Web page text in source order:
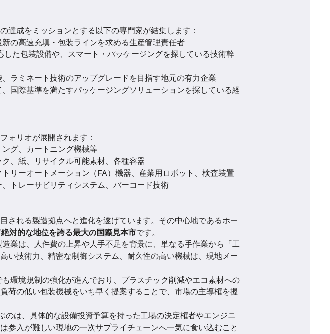
達成をミッションとする以下の専門家が結集します：
の高速充填・包装ラインを求める生産管理責任者
した包装設備や、スマート・パッケージングを探している技術幹
、ラミネート技術のアップグレードを目指す地元の有力企業
国際基準を満たすパッケージングソリューションを探している経
ォリオが展開されます：
グ、カートニング機械等
、紙、リサイクル可能素材、各種容器
リーオートメーション（FA）機器、産業用ロボット、検査装置
トレーサビリティシステム、バーコード技術
される製造拠点へと進化を遂げています。その中心地であるホー
対的な地位を誇る最大の国際見本市です。
業は、人件費の上昇や人手不足を背景に、単なる手作業から「工
い技術力、精密な制御システム、耐久性の高い機械は、現地メー
も環境規制の強化が進んでおり、プラスチック削減やエコ素材への
荷の低い包装機械をいち早く提案することで、市場の主導権を握
のは、具体的な設備投資予算を持った工場の決定権者やエンジニ
参入が難しい現地の一次サプライチェーンへ一気に食い込むこと